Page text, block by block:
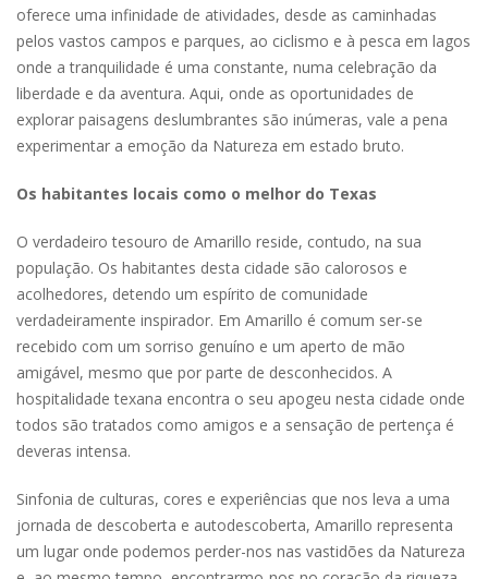
oferece uma infinidade de atividades, desde as caminhadas
pelos vastos campos e parques, ao ciclismo e à pesca em lagos
onde a tranquilidade é uma constante, numa celebração da
liberdade e da aventura. Aqui, onde as oportunidades de
explorar paisagens deslumbrantes são inúmeras, vale a pena
experimentar a emoção da Natureza em estado bruto.
Os habitantes locais como o melhor do Texas
O verdadeiro tesouro de Amarillo reside, contudo, na sua
população. Os habitantes desta cidade são calorosos e
acolhedores, detendo um espírito de comunidade
verdadeiramente inspirador. Em Amarillo é comum ser-se
recebido com um sorriso genuíno e um aperto de mão
amigável, mesmo que por parte de desconhecidos. A
hospitalidade texana encontra o seu apogeu nesta cidade onde
todos são tratados como amigos e a sensação de pertença é
deveras intensa.
Sinfonia de culturas, cores e experiências que nos leva a uma
jornada de descoberta e autodescoberta, Amarillo representa
um lugar onde podemos perder-nos nas vastidões da Natureza